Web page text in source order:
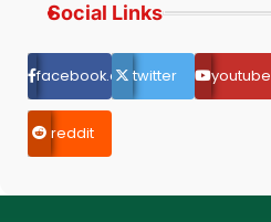
Social Links
facebook.comtwitter youtube
reddit